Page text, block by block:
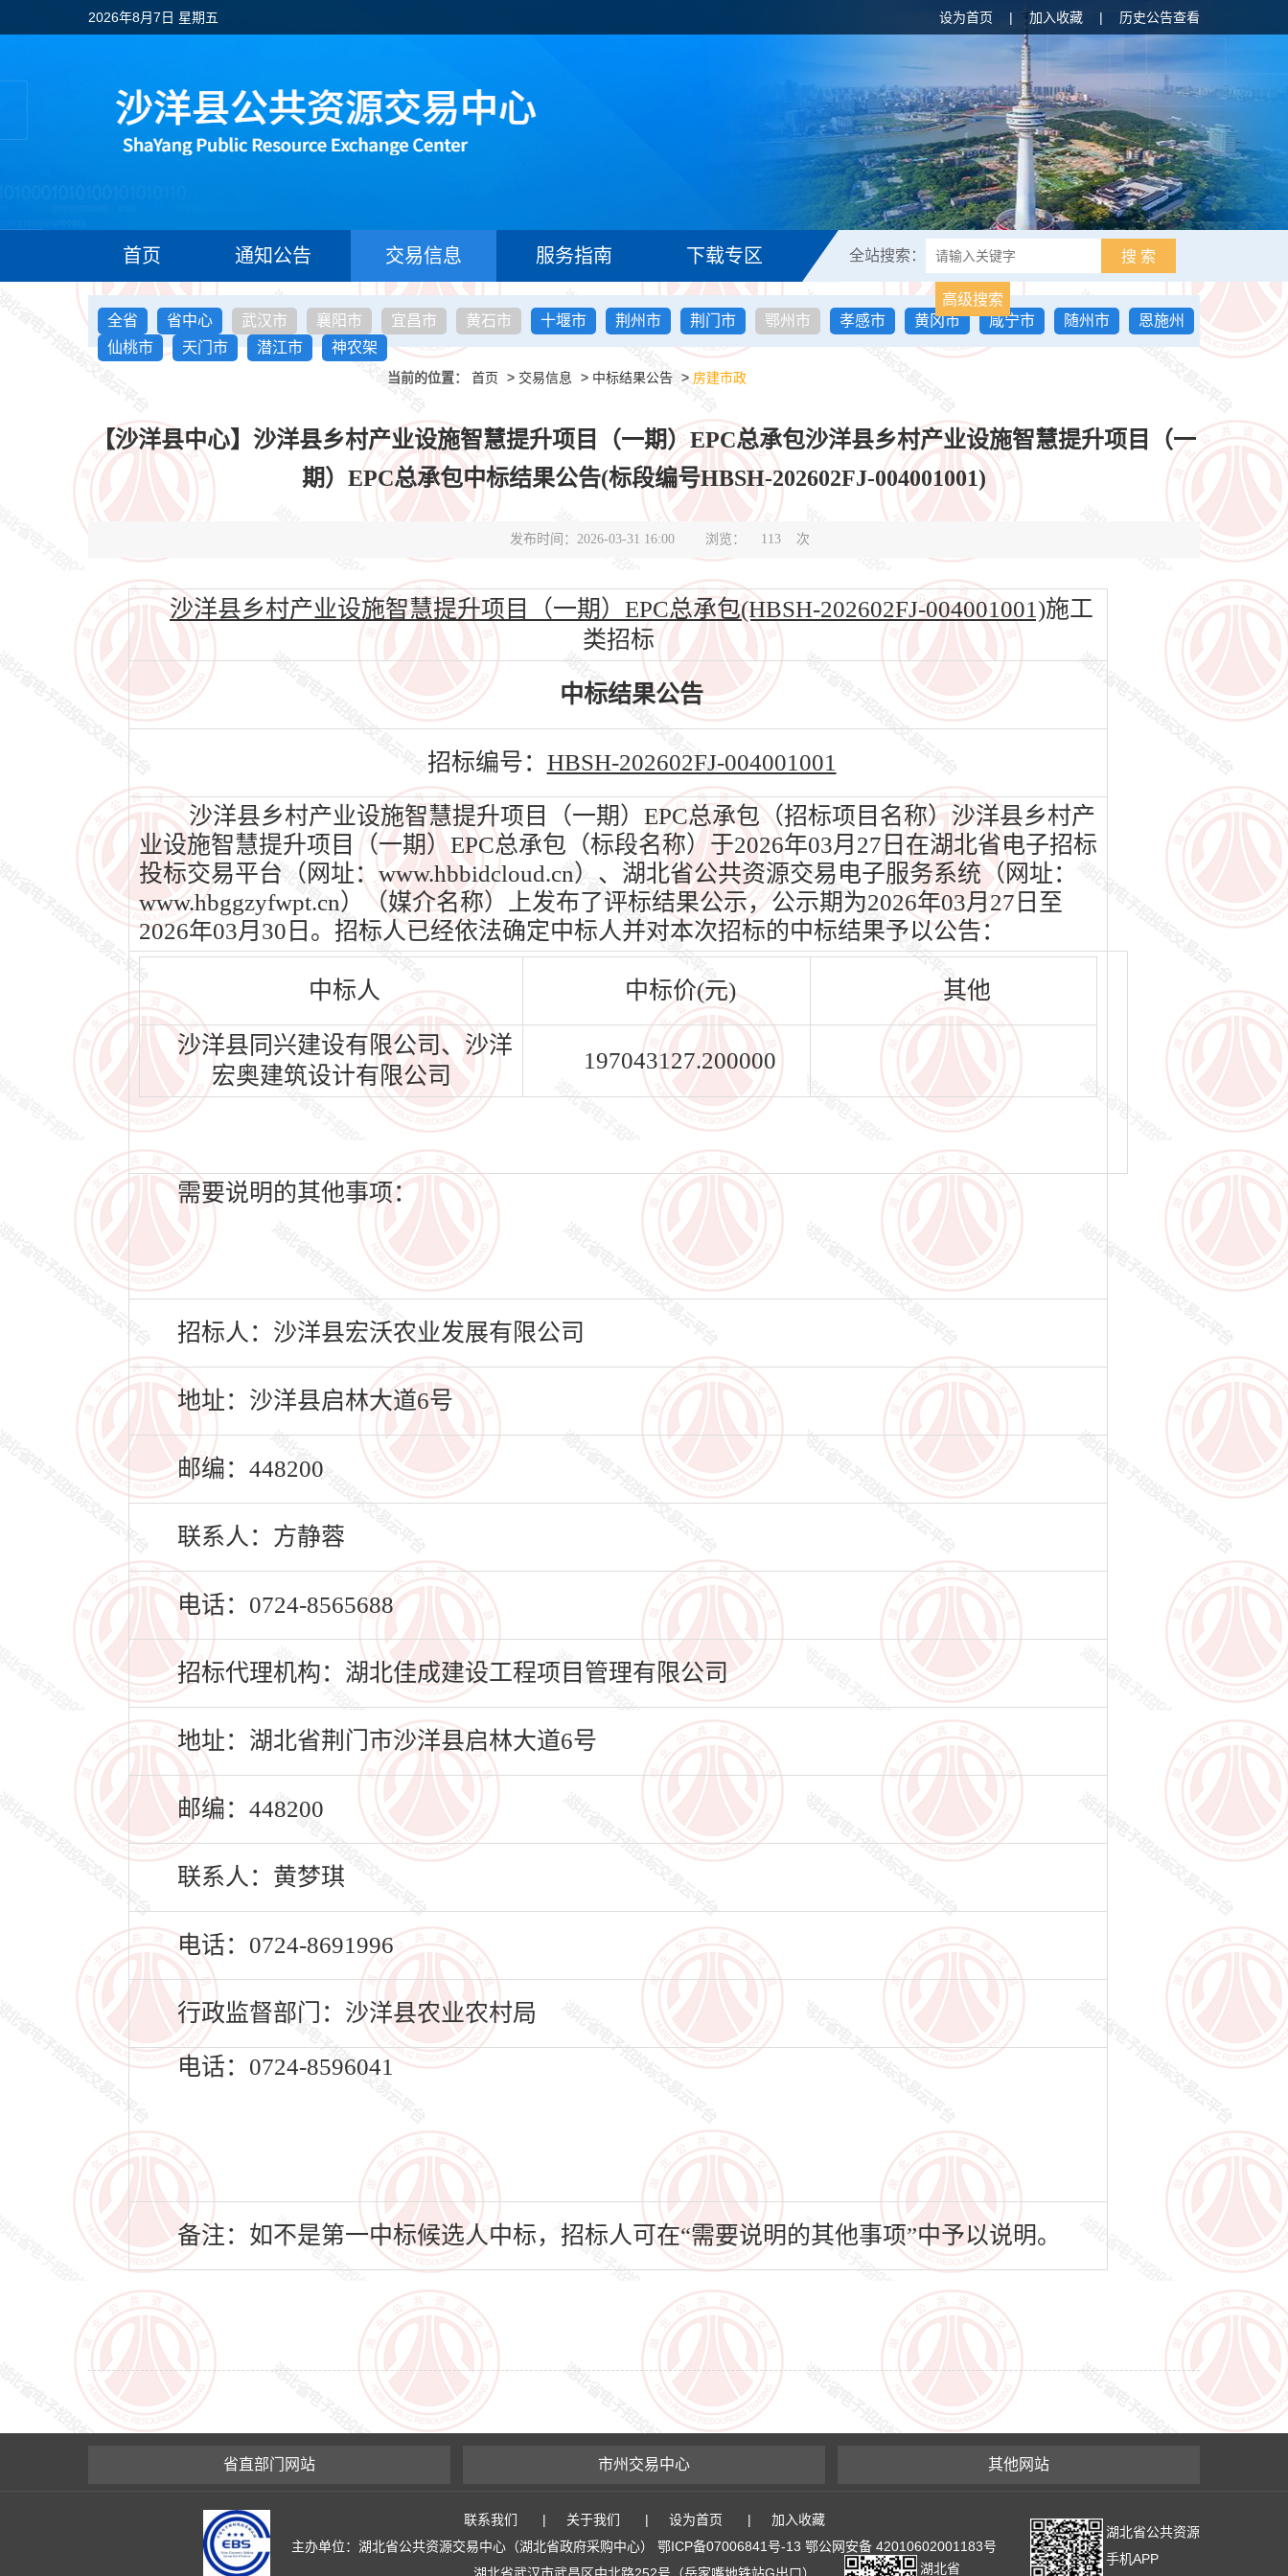
2026年8月7日 星期五 设为首页 | 加入收藏 | 历史公告查看
首页 通知公告 交易信息 服务指南 下载专区 全站搜索： 搜 索
高级搜索
全省
省中心 武汉市 襄阳市 宜昌市 黄石市 十堰市 荆州市 荆门市 鄂州市 孝感市 黄冈市 咸宁市 随州市
恩施州
仙桃市
天门市 潜江市 神农架
当前的位置： 首页 > 交易信息 > 中标结果公告 > 房建市政
【沙洋县中心】沙洋县乡村产业设施智慧提升项目（一期）EPC总承包沙洋县乡村产业设施智慧提升项目（一
期）EPC总承包中标结果公告(标段编号HBSH-202602FJ-004001001)
发布时间：2026-03-31 16:00 浏览： 113 次
沙洋县乡村产业设施智慧提升项目（一期）EPC总承包(HBSH-202602FJ-004001001)施工
类招标
中标结果公告
招标编号： HBSH-202602FJ-004001001
沙洋县乡村产业设施智慧提升项目（一期）EPC总承包（招标项目名称）沙洋县乡村产
业设施智慧提升项目（一期）EPC总承包（标段名称）于2026年03月27日在湖北省电子招标
投标交易平台（网址：www.hbbidcloud.cn）、湖北省公共资源交易电子服务系统（网址：
www.hbggzyfwpt.cn）（媒介名称）上发布了评标结果公示，公示期为2026年03月27日至
2026年03月30日。招标人已经依法确定中标人并对本次招标的中标结果予以公告：
中标人 中标价(元) 其他
沙洋县同兴建设有限公司、沙洋
宏奥建筑设计有限公司
197043127.200000
需要说明的其他事项：
招标人：沙洋县宏沃农业发展有限公司
地址：沙洋县启林大道6号
邮编：448200
联系人：方静蓉
电话：0724-8565688
招标代理机构：湖北佳成建设工程项目管理有限公司
地址：湖北省荆门市沙洋县启林大道6号
邮编：448200
联系人：黄梦琪
电话：0724-8691996
行政监督部门：沙洋县农业农村局
电话：0724-8596041
备注：如不是第一中标候选人中标，招标人可在“需要说明的其他事项”中予以说明。
省直部门网站 市州交易中心 其他网站
联系我们 | 关于我们 | 设为首页 |
加入收藏
主办单位：湖北省公共资源交易中心（湖北省政府采购中心） 鄂ICP备07006841号-13 鄂公网安备 42010602001183号
湖北省
湖北省公共资源
手机APP